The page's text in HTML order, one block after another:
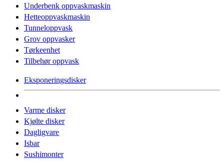
Underbenk oppvaskmaskin
Hetteoppvaskmaskin
Tunneloppvask
Grov oppvasker
Tørkeenhet
Tilbehør oppvask
Eksponeringsdisker
Varme disker
Kjølte disker
Dagligvare
Isbar
Sushimonter